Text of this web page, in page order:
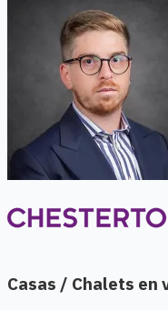
Casas / Chalets en